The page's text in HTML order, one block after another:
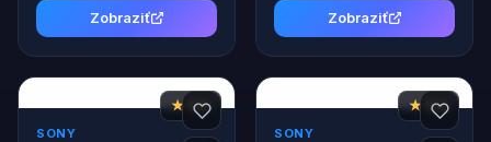
Zobraziť Zobraziť
★ 9,2
SONY
★ 9,2
SONY